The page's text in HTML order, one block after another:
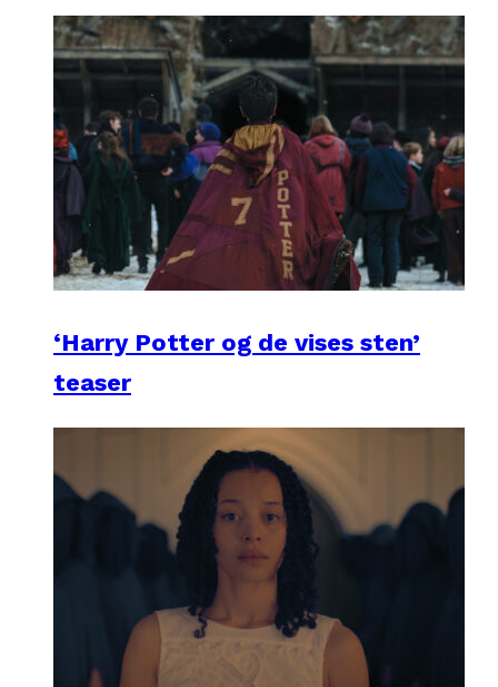
‘Harry Potter og de vises sten’
teaser